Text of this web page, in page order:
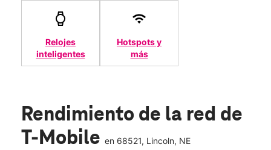
Relojes
inteligentes
Hotspots y
más
Rendimiento de la red de
T-Mobile en 68521, Lincoln, NE